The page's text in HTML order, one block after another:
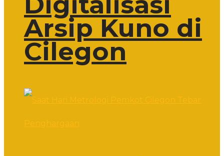
Arsip Kuno di
Cilegon